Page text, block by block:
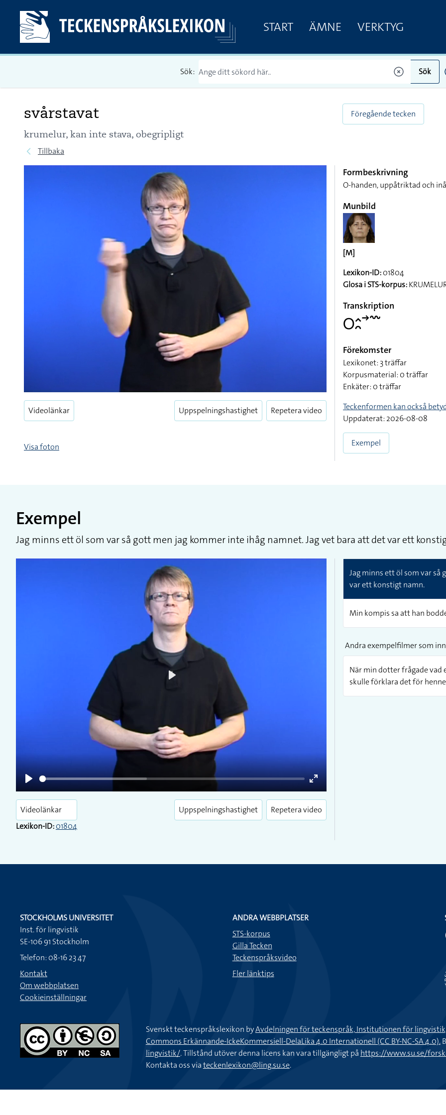
START ÄMNE VERKTYG
Sök: Sök
svårstavat
krumelur, kan inte stava, obegripligt
Tillbaka
Föregående tecken
Videolänkar Uppspelningshastighet Repetera video
Visa foton
Formbeskrivning
O-handen, uppåtriktad och
Munbild
[M]
Lexikon-ID:01804
Glosa i STS-korpus:
Transkription
􌥆􌤵􌥘􌥣􌥳
Förekomster
Lexikonet: 3 träffar
Korpusmaterial: 0 träffar
Enkäter: 0 träffar
Teckenformen kan också
Uppdaterat: 2026-08-08
Exempel
Exempel
Jag minns ett öl som var så gott men jag kommer inte ihåg namnet. Jag vet bara att det var ett
Play
Enter
fullscreen
Videolänkar
Lexikon-ID:01804
Uppspelningshastighet Repetera video
Jag minns ett öl som var så
var ett konstigt namn.
Min kompis sa att han
Andra exempelfilmer som
När min dotter frågade vad
skulle förklara det för
STOCKHOLMS UNIVERSITET
Inst. för lingvistik
SE-106 91 Stockholm
Telefon: 08-16 23 47
Kontakt
Om webbplatsen
Cookieinställningar
ANDRA WEBBPLATSER
STS-korpus
Gilla Tecken
Teckenspråksvideo
Fler länktips
Svenskt teckenspråkslexikon byAvdelningen för teckenspråk, Institutionen för
Commons Erkännande-IckeKommersiell-DelaLika 4.0 Internationell (CC BY-NC-SA 4.0).
lingvistik/. Tillstånd utöver denna licens kan vara tillgängligt på https://www.su.se/
Kontakta oss viateckenlexikon@ling.su.se.